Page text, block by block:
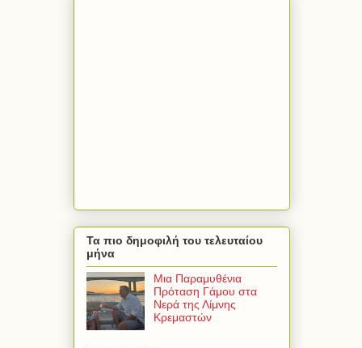
Τα πιο δημοφιλή του τελευταίου
μήνα
Μια Παραμυθένια
Πρόταση Γάμου στα
Νερά της Λίμνης
Κρεμαστών